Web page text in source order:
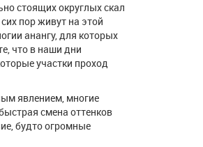
стоящих округлых скал
пор живут на этой
анангу, для которых
что в наши дни
участки проход
явлением, многие
смена оттенков
будто огромные